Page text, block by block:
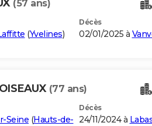
(57 ans)
(Yvelines)
Décès
02/01/2025 à
(77 ans)
Seine (Hauts-de-
Décès
24/11/2024 à